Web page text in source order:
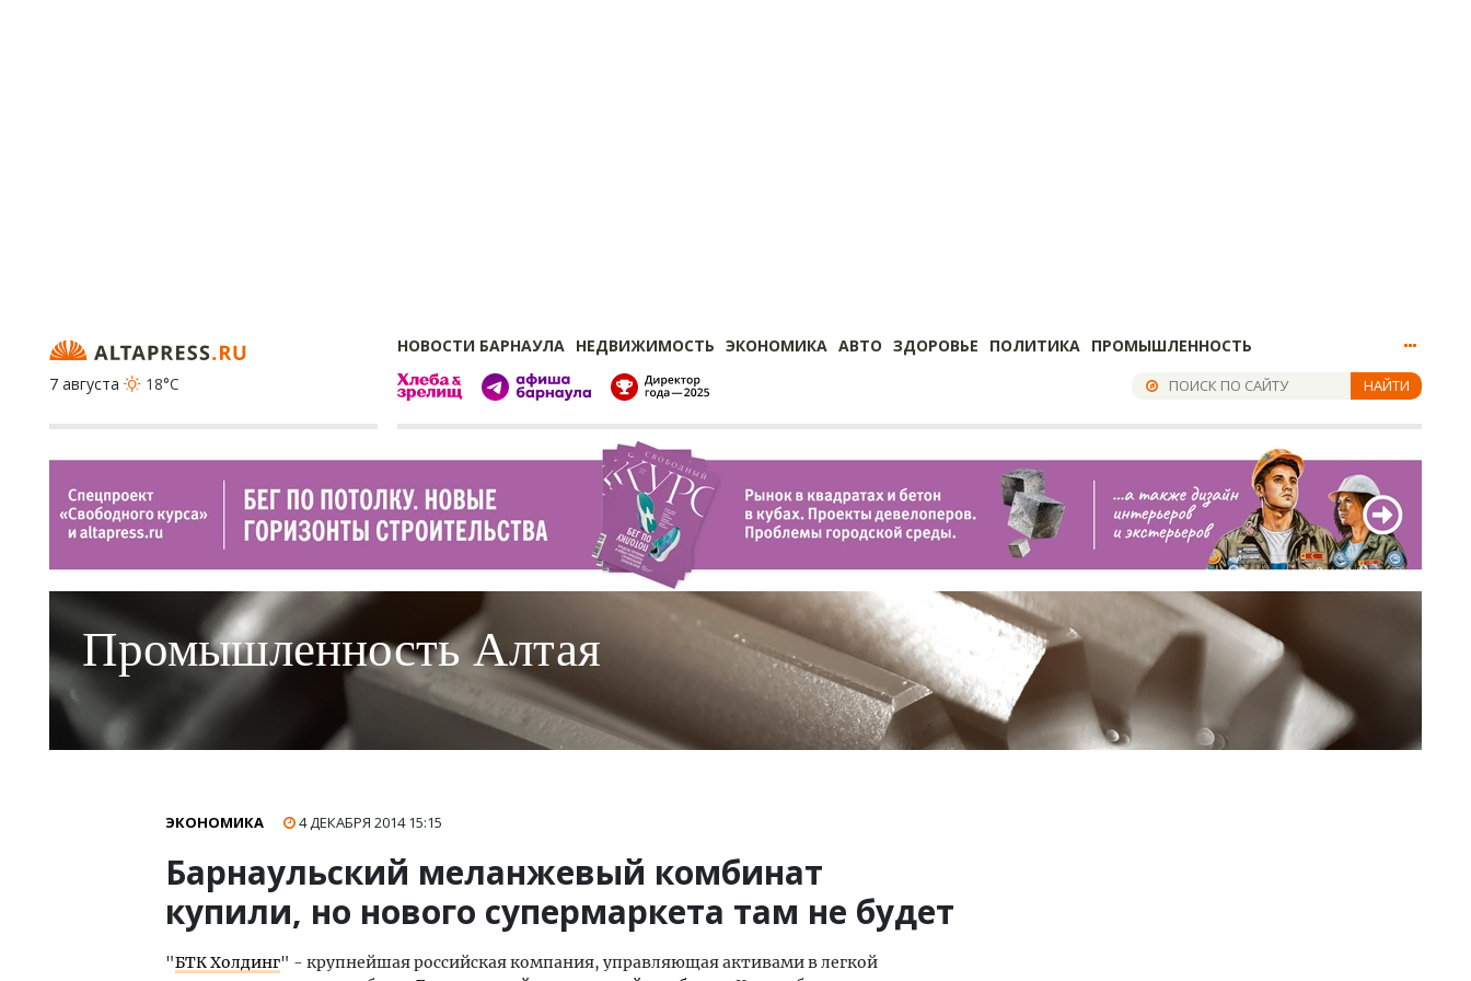
НОВОСТИ БАРНАУЛА НЕДВИЖИМОСТЬ ЭКОНОМИКА АВТО ЗДОРОВЬЕ ПОЛИТИКА ПРОМЫШЛЕННОСТЬ
7 августа
18°C НАЙТИ
Промышленность Алтая
ЭКОНОМИКА 4 ДЕКАБРЯ 201415:15
Барнаульский меланжевый комбинат
купили, но нового супермаркета там не будет
"БТК Холдинг" - крупнейшая российская компания, управляющая активами в легкой